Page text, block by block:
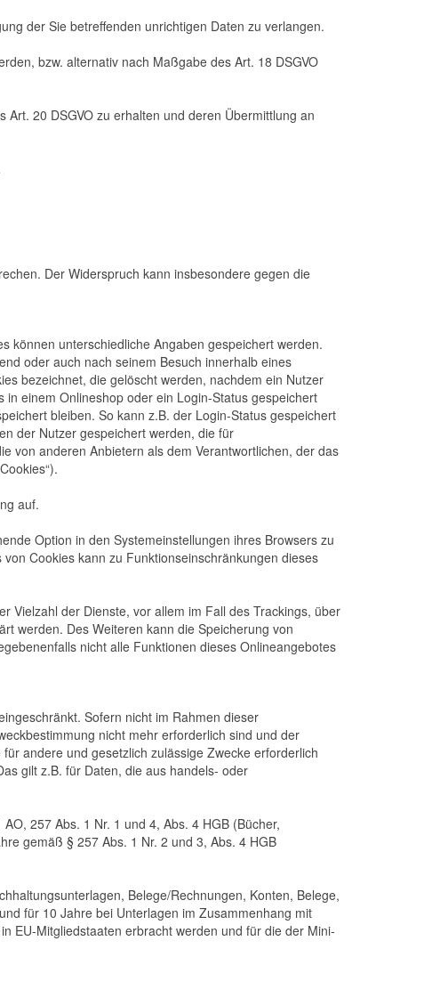
der Sie betreffenden unrichtigen Daten zu verlangen.
bzw. alternativ nach Maßgabe des Art. 18 DSGVO
20 DSGVO zu erhalten und deren Übermittlung an
Der Widerspruch kann insbesondere gegen die
können unterschiedliche Angaben gespeichert werden.
oder auch nach seinem Besuch innerhalb eines
bezeichnet, die gelöscht werden, nachdem ein Nutzer
einem Onlineshop oder ein Login-Status gespeichert
bleiben. So kann z.B. der Login-Status gespeichert
der Nutzer gespeichert werden, die für
von anderen Anbietern als dem Verantwortlichen, der das
auf.
Option in den Systemeinstellungen ihres Browsers zu
Cookies kann zu Funktionseinschränkungen dieses
Vielzahl der Dienste, vor allem im Fall des Trackings, über
werden. Des Weiteren kann die Speicherung von
nicht alle Funktionen dieses Onlineangebotes
Sofern nicht im Rahmen dieser
nicht mehr erforderlich sind und der
andere und gesetzlich zulässige Zwecke erforderlich
gilt z.B. für Daten, die aus handels- oder
257 Abs. 1 Nr. 1 und 4, Abs. 4 HGB (Bücher,
gemäß § 257 Abs. 1 Nr. 2 und 3, Abs. 4 HGB
Belege/Rechnungen, Konten, Belege,
für 10 Jahre bei Unterlagen im Zusammenhang mit
EU-Mitgliedstaaten erbracht werden und für die der Mini-